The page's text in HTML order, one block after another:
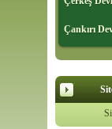
Çankırı